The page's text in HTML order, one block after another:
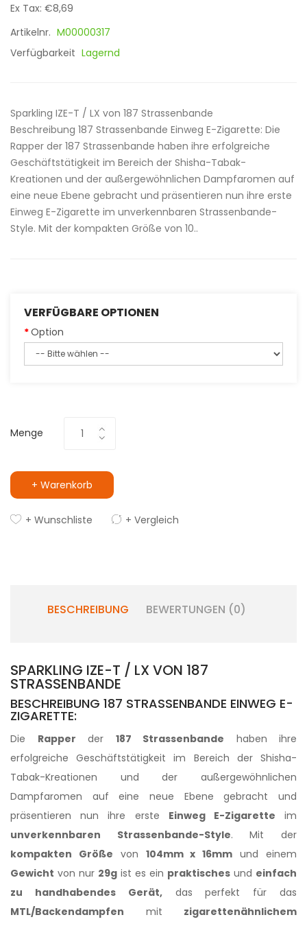
Ex Tax: €8,69
Artikelnr. M00000317
Verfügbarkeit Lagernd
Sparkling IZE-T / LX von 187 Strassenbande
Beschreibung 187 Strassenbande Einweg E-Zigarette: Die
Rapper der 187 Strassenbande haben ihre erfolgreiche
Geschäftstätigkeit im Bereich der Shisha-Tabak-
Kreationen und der außergewöhnlichen Dampfaromen auf
eine neue Ebene gebracht und präsentieren nun ihre erste
Einweg E-Zigarette im unverkennbaren Strassenbande-
Style. Mit der kompakten Größe von 10..
VERFÜGBARE OPTIONEN
Option
Menge
+ Warenkorb
+ Wunschliste + Vergleich
BESCHREIBUNG BEWERTUNGEN (0)
SPARKLING IZE-T / LX VON 187
STRASSENBANDE
BESCHREIBUNG 187 STRASSENBANDE EINWEG E-
ZIGARETTE:
Die Rapper der 187 Strassenbande haben ihre
erfolgreiche Geschäftstätigkeit im Bereich der Shisha-
Tabak-Kreationen und der außergewöhnlichen
Dampfaromen auf eine neue Ebene gebracht und
präsentieren nun ihre erste Einweg E-Zigarette im
unverkennbaren Strassenbande-Style. Mit der
kompakten Größe von 104mm x 16mm und einem
Gewicht von nur 29g ist es ein praktisches und einfach
zu handhabendes Gerät,das perfekt für das
MTL/Backendampfen mit zigarettenähnlichem